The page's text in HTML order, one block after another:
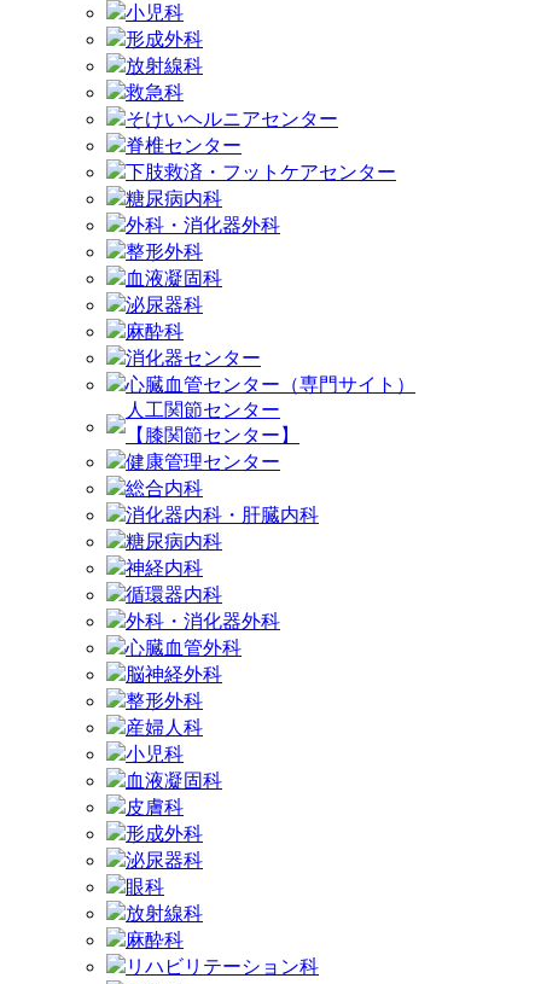
小児科
形成外科
放射線科
救急科
そけいヘルニアセンター
脊椎センター
下肢救済・フットケアセンター
糖尿病内科
外科・消化器外科
整形外科
血液凝固科
泌尿器科
麻酔科
消化器センター
心臓血管センター（専門サイト）
人工関節センター
【膝関節センター】
健康管理センター
総合内科
消化器内科・肝臓内科
糖尿病内科
神経内科
循環器内科
外科・消化器外科
心臓血管外科
脳神経外科
整形外科
産婦人科
小児科
血液凝固科
皮膚科
形成外科
泌尿器科
眼科
放射線科
麻酔科
リハビリテーション科